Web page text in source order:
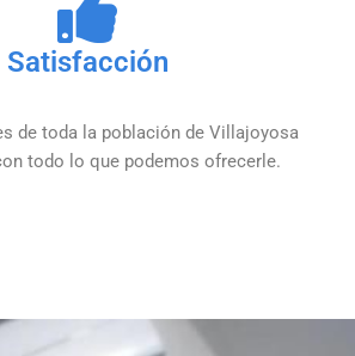
Satisfacción
de toda la población de Villajoyosa
todo lo que podemos ofrecerle.